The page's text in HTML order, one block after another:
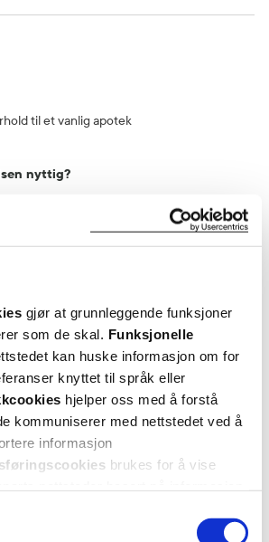
gjør at grunnleggende funksjoner
som de skal. Funksjonelle
kan huske informasjon om for
knyttet til språk eller
hjelper oss med å forstå
kommuniserer med nettstedet ved å
informasjon
brukes for å vise
til et vanlig apotek
nyttig?
nyttig?